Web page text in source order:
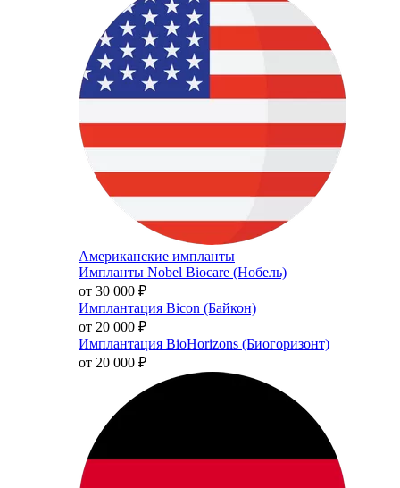
Американские импланты
Импланты Nobel Biocare (Нобель)
от 30 000 ₽
Имплантация Bicon (Байкон)
от 20 000 ₽
Имплантация BioHorizons (Биогоризонт)
от 20 000 ₽